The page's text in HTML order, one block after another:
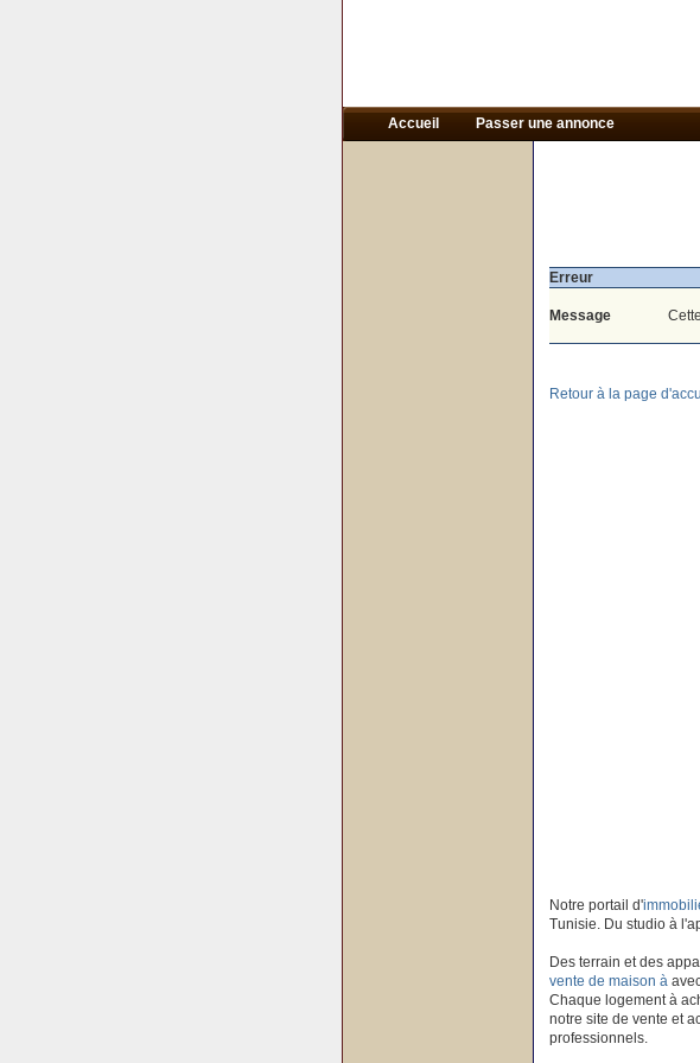
Accueil Passer une annonce
Erreur
Message
Retour à la page
Notre portail d'
Tunisie. Du studio à
Des terrain et des
vente de maison à
Chaque logement à
notre site de vente et
professionnels.